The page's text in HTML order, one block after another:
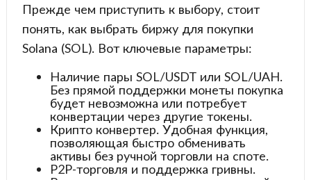
Прежде чем приступить к выбору, стоит
понять, как выбрать биржу для покупки
Solana (SOL). Вот ключевые параметры:
Наличие пары SOL/USDT или SOL/UAH.
Без прямой поддержки монеты покупка
будет невозможна или потребует
конвертации через другие токены.
Крипто конвертер. Удобная функция,
позволяющая быстро обменивать
активы без ручной торговли на споте.
P2P-торговля и поддержка гривны.